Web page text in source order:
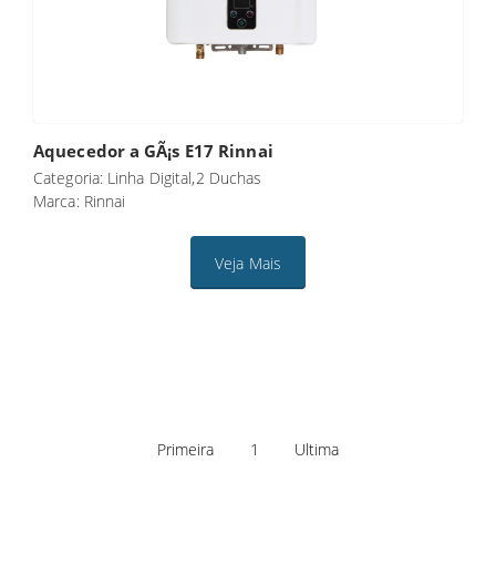
Aquecedor a GÃ¡s E17 Rinnai
Categoria: Linha Digital,2 Duchas
Marca: Rinnai
Veja Mais
Primeira 1 Ultima